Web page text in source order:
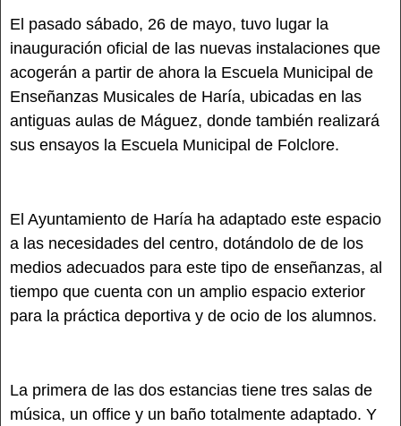
El pasado sábado, 26 de mayo, tuvo lugar la
inauguración oficial de las nuevas instalaciones que
acogerán a partir de ahora la Escuela Municipal de
Enseñanzas Musicales de Haría, ubicadas en las
antiguas aulas de Máguez, donde también realizará
sus ensayos la Escuela Municipal de Folclore.
El Ayuntamiento de Haría ha adaptado este espacio
a las necesidades del centro, dotándolo de de los
medios adecuados para este tipo de enseñanzas, al
tiempo que cuenta con un amplio espacio exterior
para la práctica deportiva y de ocio de los alumnos.
La primera de las dos estancias tiene tres salas de
música, un office y un baño totalmente adaptado. Y